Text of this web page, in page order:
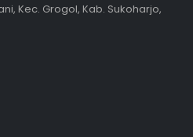
Kec. Grogol, Kab. Sukoharjo,